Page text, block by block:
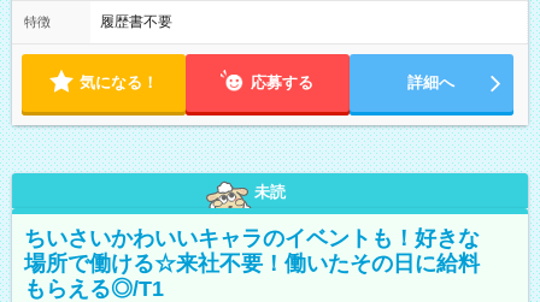
特徴 履歴書不要
気になる！ 応募する 詳細へ
未読
ちいさいかわいいキャラのイベントも！好きな
場所で働ける☆来社不要！働いたその日に給料
もらえる◎/T1